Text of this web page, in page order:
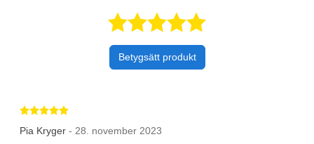
Betygsatt 5 av
Betygsätt produkt
Betygsatt 5 av 5 stjärnor
Pia Kryger - 28. november 2023